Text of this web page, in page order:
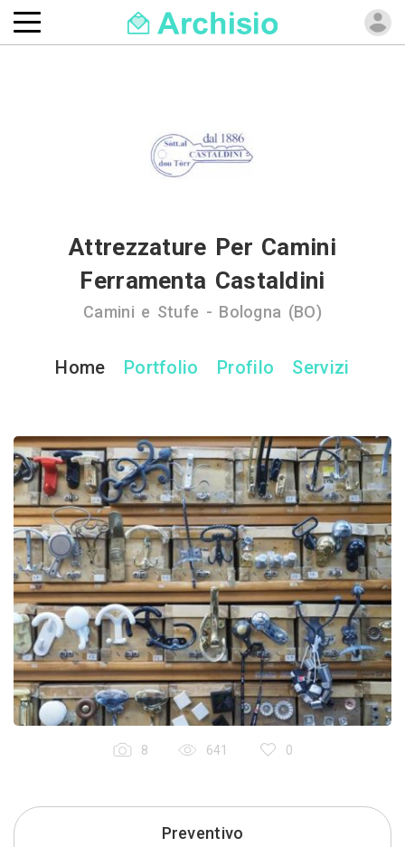
Attrezzature Per Camini
Ferramenta Castaldini
Camini e Stufe - Bologna (BO)
Home Portfolio Profilo Servizi
8 641 0
Preventivo